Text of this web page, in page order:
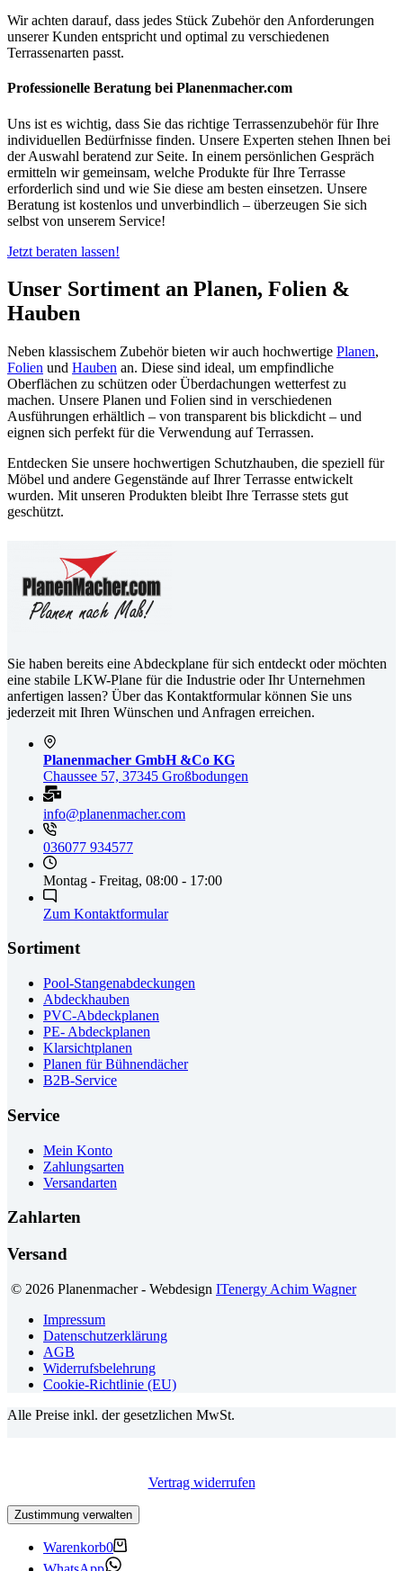
Wir achten darauf, dass jedes Stück Zubehör den Anforderungen
unserer Kunden entspricht und optimal zu verschiedenen
Terrassenarten passt.
Professionelle Beratung bei Planenmacher.com
Uns ist es wichtig, dass Sie das richtige Terrassenzubehör für Ihre
individuellen Bedürfnisse finden. Unsere Experten stehen Ihnen bei
der Auswahl beratend zur Seite. In einem persönlichen Gespräch
ermitteln wir gemeinsam, welche Produkte für Ihre Terrasse
erforderlich sind und wie Sie diese am besten einsetzen. Unsere
Beratung ist kostenlos und unverbindlich – überzeugen Sie sich
selbst von unserem Service!
Jetzt beraten lassen!
Unser Sortiment an Planen, Folien &
Hauben
Neben klassischem Zubehör bieten wir auch hochwertige Planen,
Folien und Hauben an. Diese sind ideal, um empfindliche
Oberflächen zu schützen oder Überdachungen wetterfest zu
machen. Unsere Planen und Folien sind in verschiedenen
Ausführungen erhältlich – von transparent bis blickdicht – und
eignen sich perfekt für die Verwendung auf Terrassen.
Entdecken Sie unsere hochwertigen Schutzhauben, die speziell für
Möbel und andere Gegenstände auf Ihrer Terrasse entwickelt
wurden. Mit unseren Produkten bleibt Ihre Terrasse stets gut
geschützt.
Sie haben bereits eine Abdeckplane für sich entdeckt oder möchten
eine stabile LKW-Plane für die Industrie oder Ihr Unternehmen
anfertigen lassen? Über das Kontaktformular können Sie uns
jederzeit mit Ihren Wünschen und Anfragen erreichen.
Planenmacher GmbH &Co KG
Chaussee 57, 37345 Großbodungen
info@planenmacher.com
036077 934577
Montag - Freitag, 08:00 - 17:00
Zum Kontaktformular
Sortiment
Pool-Stangenabdeckungen
Abdeckhauben
PVC-Abdeckplanen
PE- Abdeckplanen
Klarsichtplanen
Planen für Bühnendächer
B2B-Service
Service
Mein Konto
Zahlungsarten
Versandarten
Zahlarten
Versand
© 2026 Planenmacher - Webdesign ITenergy Achim Wagner
Impressum
Datenschutzerklärung
AGB
Widerrufsbelehrung
Cookie-Richtlinie (EU)
Alle Preise inkl. der gesetzlichen MwSt.
Vertrag widerrufen
Zustimmung verwalten
Warenkorb0